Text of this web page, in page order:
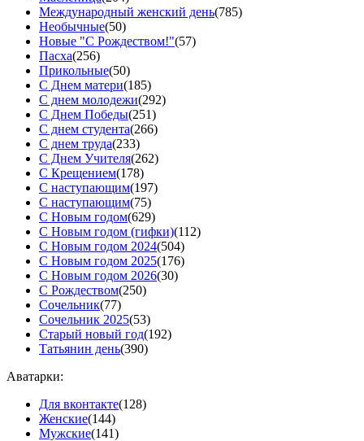
Международный женский день(785)
Необычные(50)
Новые "С Рождеством!"(57)
Пасха(256)
Прикольные(50)
С Днем матери(185)
С днем молодежи(292)
С Днем Победы(251)
С днем студента(266)
С днем труда(233)
С Днем Учителя(262)
С Крещением(178)
С наступающим(197)
С наступающим(75)
С Новым годом(629)
С Новым годом (гифки)(112)
С Новым годом 2024(504)
С Новым годом 2025(176)
С Новым годом 2026(30)
С Рождеством(250)
Сочельник(77)
Сочельник 2025(53)
Старый новый год(192)
Татьянин день(390)
Аватарки:
Для вконтакте(128)
Женские(144)
Мужские(141)